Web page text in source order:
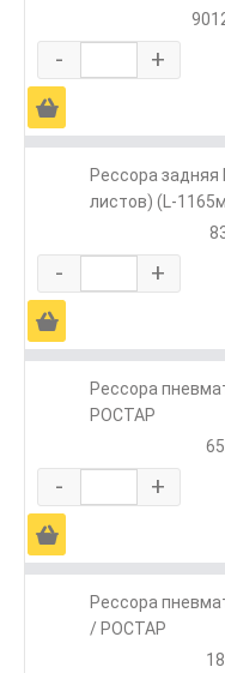
- +
Ä
Рессора
листов) (L-
- +
Ä
Рессора
РОСТАР
- +
Ä
Рессора
/ РОСТАР